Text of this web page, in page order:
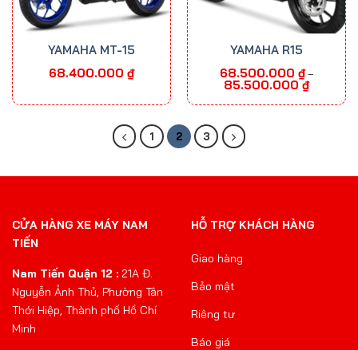
YAMAHA MT-15
68.400.000 ₫
YAMAHA R15
68.500.000 ₫ –
85.500.000₫Khoảng
giá:
1 2 3
CỬA HÀNG XE MÁY NAM
TIẾN
Nam Tiến Quận 12 : 21A Đ.
Nguyễn Ảnh Thủ, Phường Tân
Thới Hiệp, Thành phố Hồ Chí
Minh
HỖ TRỢ KHÁCH HÀNG
Giao hàng
Bảo mật
Riêng tư
Báo giá